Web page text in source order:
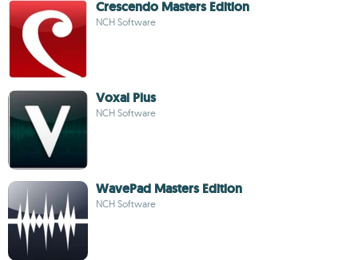
Crescendo Masters Edition
NCH Software
Voxal Plus
NCH Software
WavePad Masters Edition
NCH Software